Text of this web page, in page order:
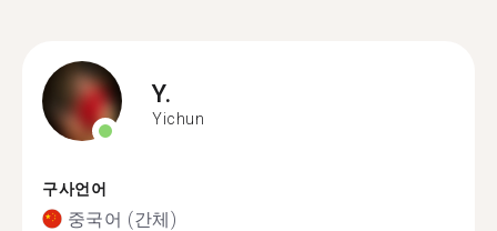
Y.
Yichun
구사언어
중국어 (간체)